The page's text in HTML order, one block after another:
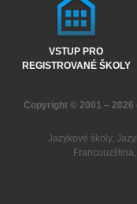
VSTUP PRO
REGISTROVANÉ ŠKOLY
Copyright © 2001 – 2026
Jazykové školy,
Francouzština